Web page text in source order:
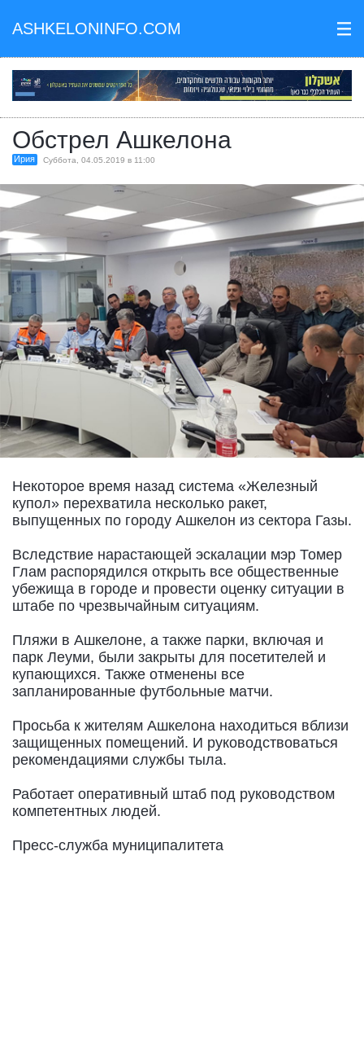
ASHKELONINFO.COM III
Обстрел Ашкелона
Ирия Суббота, 04.05.2019 в 11:00
Некоторое время назад система «Железный
купол» перехватила несколько ракет,
выпущенных по городу Ашкелон из сектора Газы.
Вследствие нарастающей эскалации мэр Томер
Глам распорядился открыть все общественные
убежища в городе и провести оценку ситуации в
штабе по чрезвычайным ситуациям.
Пляжи в Ашкелоне, а также парки, включая и
парк Леуми, были закрыты для посетителей и
купающихся. Также отменены все
запланированные футбольные матчи.
Просьба к жителям Ашкелона находиться вблизи
защищенных помещений. И руководствоваться
рекомендациями службы тыла.
Работает оперативный штаб под руководством
компетентных людей.
Пресс-служба муниципалитета